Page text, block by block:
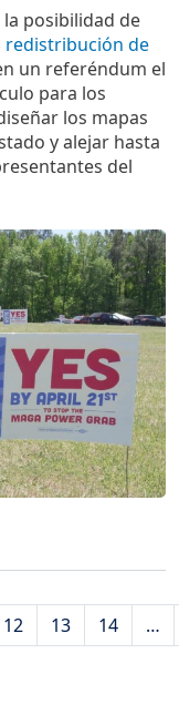
posibilidad de
redistribución de
un referéndum el
para los
los mapas
y alejar hasta
del
12 13 14 …